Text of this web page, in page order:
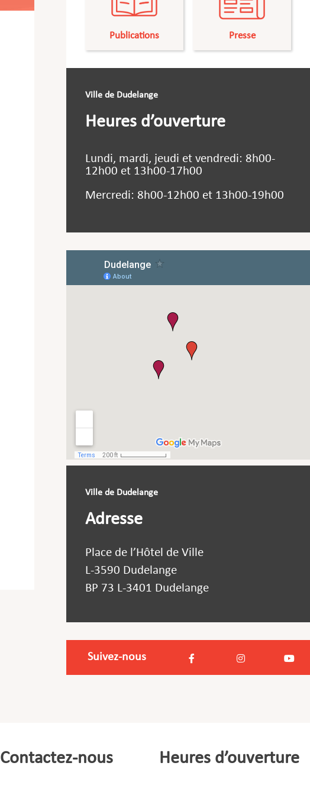
Publications Presse
Ville de Dudelange
Heures d’ouverture
Lundi, mardi, jeudi et vendredi: 8h00-
12h00 et 13h00-17h00
Mercredi: 8h00-12h00 et 13h00-19h00
Ville de Dudelange
Adresse
Place de l’Hôtel de Ville
L-3590 Dudelange
BP 73 L-3401 Dudelange
Suivez-nous
Contactez-nous Heures d’ouverture